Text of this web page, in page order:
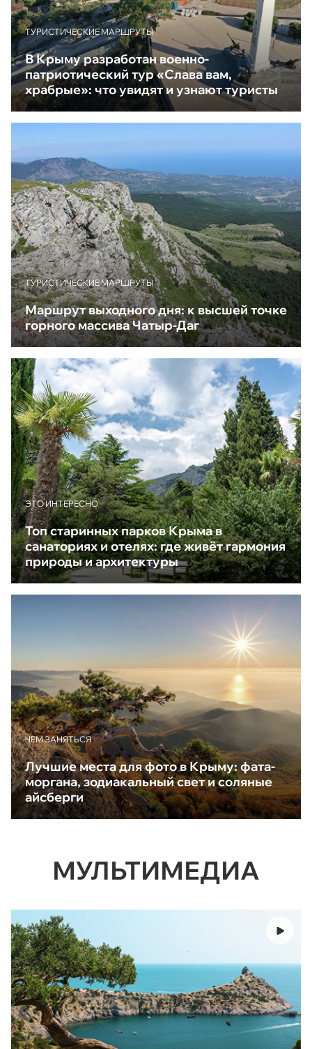
ТУРИСТИЧЕСКИЕ МАРШРУТЫ
В Крыму разработан военно-
патриотический тур «Слава вам,
храбрые»: что увидят и узнают туристы
ТУРИСТИЧЕСКИЕ МАРШРУТЫ
Маршрут выходного дня: к высшей точке
горного массива Чатыр-Даг
ЭТО ИНТЕРЕСНО
Топ старинных парков Крыма в
санаториях и отелях: где живёт гармония
природы и архитектуры
ЧЕМ ЗАНЯТЬСЯ
Лучшие места для фото в Крыму: фата-
моргана, зодиакальный свет и соляные
айсберги
МУЛЬТИМЕДИА